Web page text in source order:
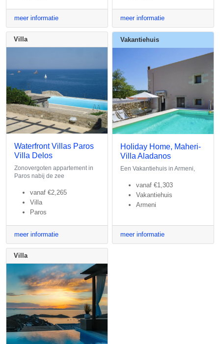
meer informatie meer informatie
Villa
Waterfront Villas Paros
Villa Delos
Zonovergoten appartement in
Paros nabij de zee
vanaf €2,265
Villa
Paros
meer informatie
Vakantiehuis
Holiday Home, Maheri-
Villa Aladanos
Een Vakantiehuis in Armeni,
vanaf €1,303
Vakantiehuis
Armeni
meer informatie
Villa